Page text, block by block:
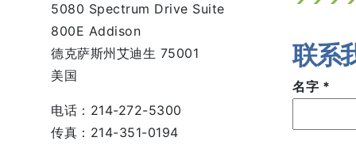
5080 Spectrum Drive Suite
800E Addison
德克萨斯州艾迪生 75001
美国
电话：214-272-5300
传真：214-351-0194
联系
名字 *